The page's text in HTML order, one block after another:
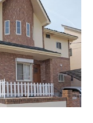
スティック 施
スティック施工例01